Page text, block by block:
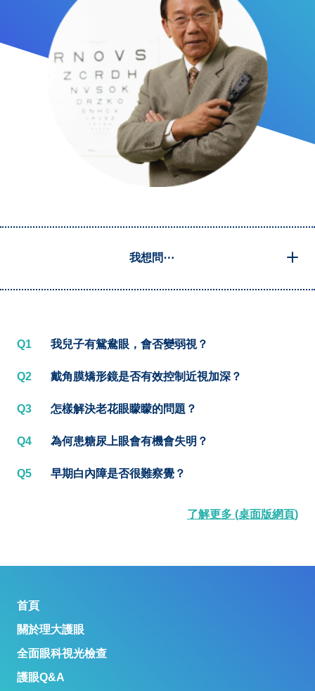
我想問⋯
Q1 我兒子有鴛鴦眼，會否變弱視？
Q2 戴角膜矯形鏡是否有效控制近視加深？
Q3 怎樣解決老花眼矇矇的問題？
Q4 為何患糖尿上眼會有機會失明？
Q5 早期白內障是否很難察覺？
了解更多 (桌面版網頁)
首頁
關於理大護眼
全面眼科視光檢查
護眼Q&A